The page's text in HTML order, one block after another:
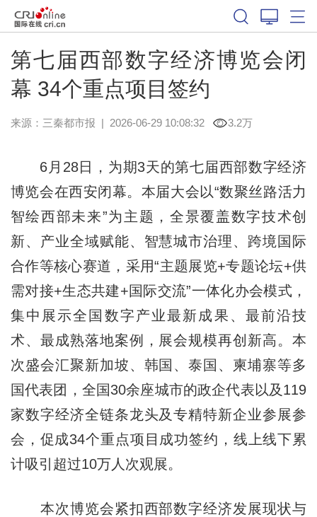
第七届西部数字经济博览会闭
幕 34个重点项目签约
来源： 三秦都市报 | 2026-06-29 10:08:32 3.2万
6月28日，为期3天的第七届西部数字经济
博览会在西安闭幕。本届大会以“数聚丝路活力
智绘西部未来”为主题，全景覆盖数字技术创
新、产业全域赋能、智慧城市治理、跨境国际
合作等核心赛道，采用“主题展览+专题论坛+供
需对接+生态共建+国际交流”一体化办会模式，
集中展示全国数字产业最新成果、最前沿技
术、最成熟落地案例，展会规模再创新高。本
次盛会汇聚新加坡、韩国、泰国、柬埔寨等多
国代表团，全国30余座城市的政企代表以及119
家数字经济全链条龙头及专精特新企业参展参
会，促成34个重点项目成功签约，线上线下累
计吸引超过10万人次观展。
本次博览会紧扣西部数字经济发展现状与